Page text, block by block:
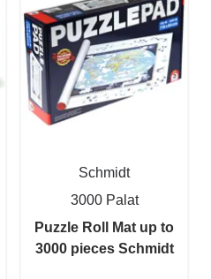
Schmidt
3000 Palat
Puzzle Roll Mat up to
3000 pieces Schmidt